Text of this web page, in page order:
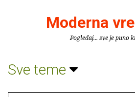
Moderna
Pogledaj... sve je puno
Sve teme